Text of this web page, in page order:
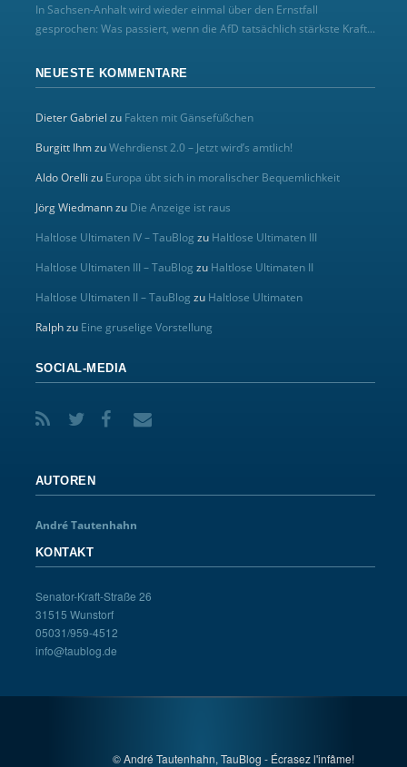
In Sachsen-Anhalt wird wieder einmal über den Ernstfall
gesprochen: Was passiert, wenn die AfD tatsächlich stärkste Kraft...
NEUESTE KOMMENTARE
Dieter Gabriel zu Fakten mit Gänsefüßchen
Burgitt IhmzuWehrdienst 2.0 – Jetzt wird’s amtlich!
Aldo Orelli zu Europa übt sich in moralischer Bequemlichkeit
Jörg Wiedmannzu Die Anzeige ist raus
Haltlose Ultimaten IV – TauBlog zu Haltlose Ultimaten III
Haltlose Ultimaten III – TauBlog zu Haltlose Ultimaten II
Haltlose Ultimaten II – TauBlog zu Haltlose Ultimaten
Ralphzu Eine gruselige Vorstellung
SOCIAL-MEDIA
AUTOREN
André Tautenhahn
KONTAKT
Senator-Kraft-Straße 26
31515 Wunstorf
05031/959-4512
info@taublog.de
© André Tautenhahn, TauBlog - Écrasez l'infâme!